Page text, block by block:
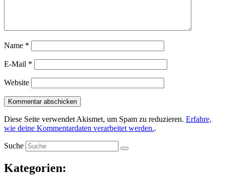
Name *
E-Mail *
Website
Diese Seite verwendet Akismet, um Spam zu reduzieren. Erfahre,
wie deine Kommentardaten verarbeitet werden..
Suche
Kategorien: